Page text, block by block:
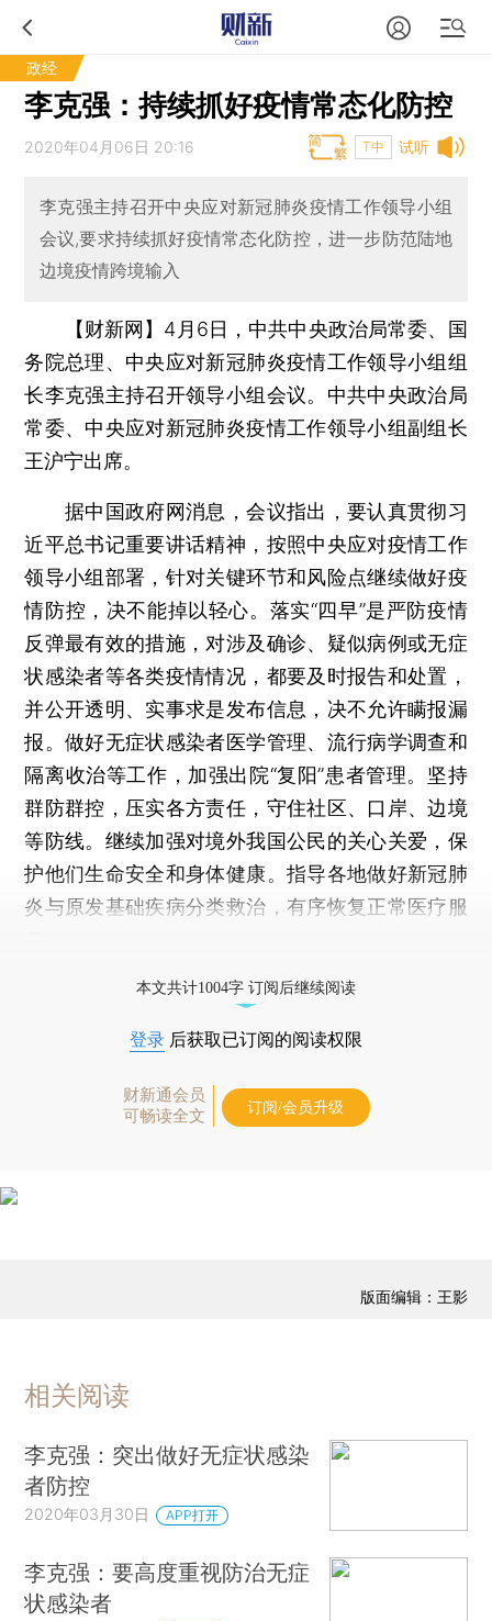
政经
李克强：持续抓好疫情常态化防控
试听
2020年04月06日 20:16 T中
李克强主持召开中央应对新冠肺炎疫情工作领导小组
会议,要求持续抓好疫情常态化防控，进一步防范陆地
边境疫情跨境输入
【财新网】 4月6日，中共中央政治局常委、国
务院总理、中央应对新冠肺炎疫情工作领导小组组
长李克强主持召开领导小组会议。中共中央政治局
常委、中央应对新冠肺炎疫情工作领导小组副组长
王沪宁出席。
据中国政府网消息，会议指出，要认真贯彻习
近平总书记重要讲话精神，按照中央应对疫情工作
领导小组部署，针对关键环节和风险点继续做好疫
情防控，决不能掉以轻心。落实“四早”是严防疫情
反弹最有效的措施，对涉及确诊、疑似病例或无症
状感染者等各类疫情情况，都要及时报告和处置，
并公开透明、实事求是发布信息，决不允许瞒报漏
报。做好无症状感染者医学管理、流行病学调查和
隔离收治等工作，加强出院“复阳”患者管理。坚持
群防群控，压实各方责任，守住社区、口岸、边境
等防线。继续加强对境外我国公民的关心关爱，保
护他们生命安全和身体健康。指导各地做好新冠肺
炎与原发基础疾病分类救治，有序恢复正常医疗服
本文共计1004字 订阅后继续阅读
登录 后获取已订阅的阅读权限
财新通会员
可畅读全文
订阅/会员升级
版面编辑：王影
相关阅读
李克强：突出做好无症状感染
者防控
2020年03月30日 APP打开
李克强：要高度重视防治无症
状感染者